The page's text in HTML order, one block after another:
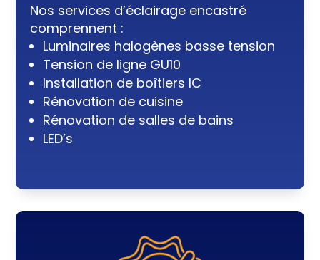
Nos services d’éclairage encastré
comprennent :
Luminaires halogènes basse tension
Tension de ligne GU10
Installation de boîtiers IC
Rénovation de cuisine
Rénovation de salles de bains
LED’s